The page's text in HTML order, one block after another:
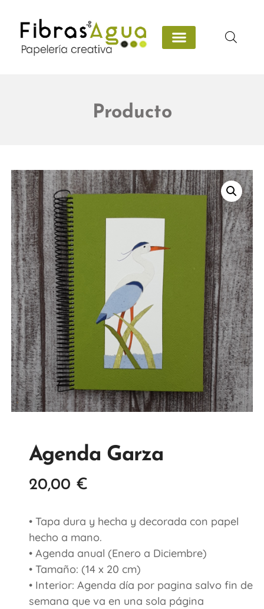
Producto
Agenda Garza
20,00 €
• Tapa dura y hecha y decorada con papel
hecho a mano.
• Agenda anual (Enero a Diciembre)
• Tamaño: (14 x 20 cm)
• Interior: Agenda día por pagina salvo fin de
semana que va en una sola página